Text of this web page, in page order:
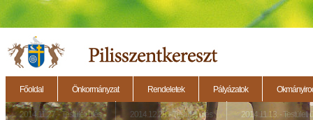
Főoldal Önkormányzat Rendeletek Pályázatok
2014.11.27. - Testületi ülés 2014.12.28. - Testületi ülés 2014.11.13. - Testületi